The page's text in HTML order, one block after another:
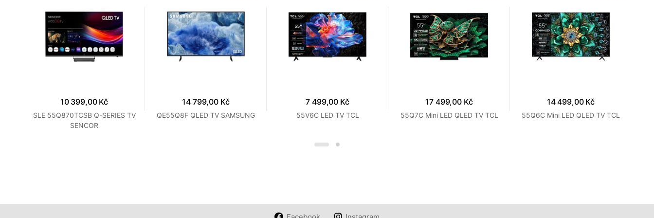
10 399,00 Kč
SLE 55Q870TCSB Q-SERIES TV
SENCOR
14 799,00 Kč
QE55Q8F QLED TV SAMSUNG
7 499,00 Kč
55V6C LED TV TCL
17 499,00 Kč
55Q7C Mini LED QLED TV TCL
14 499,00 Kč
55Q6C Mini LED QLED TV TCL